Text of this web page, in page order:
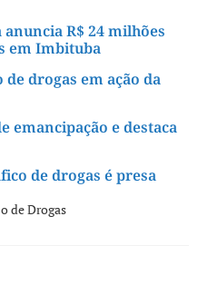
R$ 24 milhões
em Imbituba
drogas em ação da
emancipação e destaca
de drogas é presa
de Drogas